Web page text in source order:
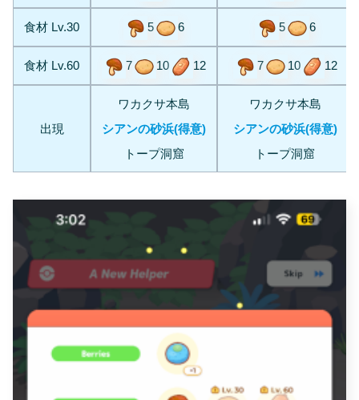
食材 Lv.30 5 6 5 6
食材 Lv.60 7 10 12 7 10 12
出現
ワカクサ本島
シアンの砂浜(得意)
トープ洞窟
ワカクサ本島
シアンの砂浜(得意)
トープ洞窟